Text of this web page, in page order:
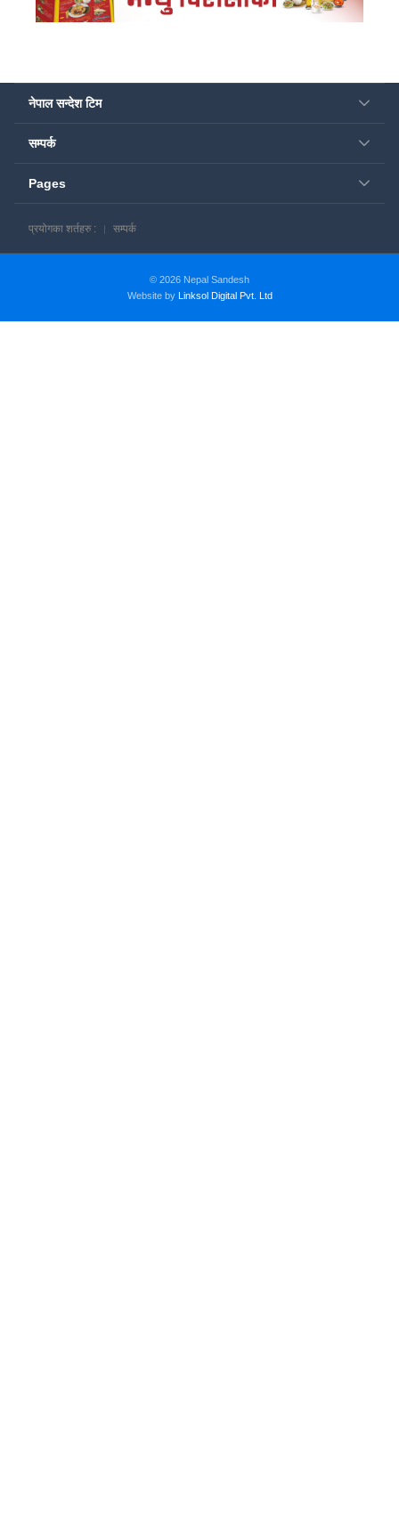
नेपाल सन्देश टिम
सम्पर्क
Pages
प्रयोगका शर्तहरु : सम्पर्क
© 2026 Nepal Sandesh
Website by Linksol Digital Pvt. Ltd